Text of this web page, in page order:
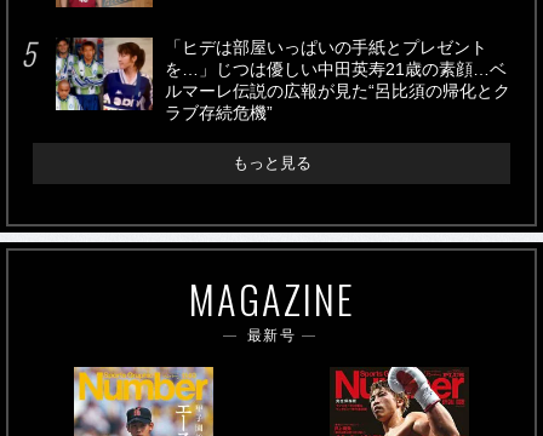
「ヒデは部屋いっぱいの手紙とプレゼント
を…」じつは優しい中田英寿21歳の素顔…ベ
ルマーレ伝説の広報が見た“呂比須の帰化とク
ラブ存続危機”
もっと見る
MAGAZINE
最新号